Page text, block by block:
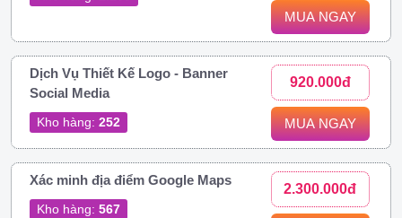
MUA NGAY
Dịch Vụ Thiết Kế Logo - Banner
Social Media
Kho hàng: 252
920.000đ
MUA NGAY
Xác minh địa điểm Google Maps
Kho hàng: 567
2.300.000đ